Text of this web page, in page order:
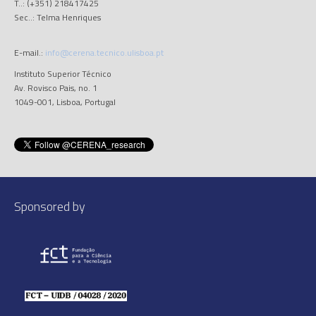
T..: (+351) 218417425
Sec..: Telma Henriques
E-mail.: info@cerena.tecnico.ulisboa.pt
Instituto Superior Técnico
Av. Rovisco Pais, no. 1
1049-001, Lisboa, Portugal
Sponsored by